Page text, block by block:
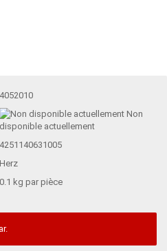
4052010
Non
disponible actuellement
4251140631005
Herz
0.1 kg par pièce